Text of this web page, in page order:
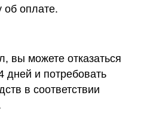
об оплате.
вы можете отказаться
дней и потребовать
в соответствии